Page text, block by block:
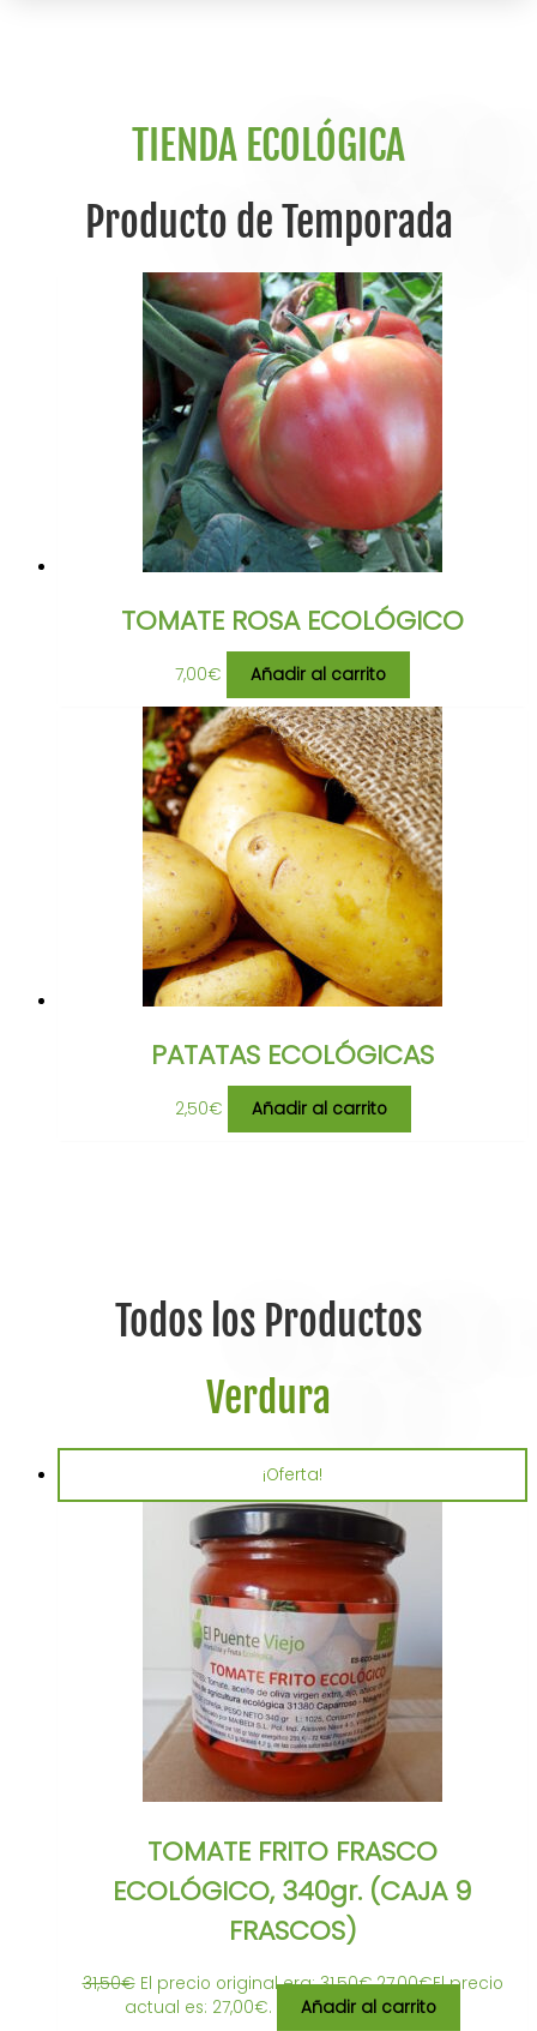
TIENDA ECOLÓGICA
Producto de Temporada
TOMATE ROSA ECOLÓGICO
7,00€ Añadir al carrito
PATATAS ECOLÓGICAS
2,50€ Añadir al carrito
Todos los Productos
Verdura
¡Oferta!
TOMATE FRITO FRASCO
ECOLÓGICO, 340gr. (CAJA 9
FRASCOS)
31,50€ El precio original era: 31,50€.27,00€El precio
actual es: 27,00€.
Añadir al carrito